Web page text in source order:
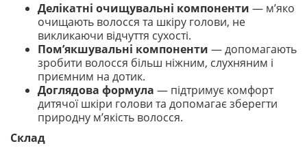
Делікатні очищувальні компоненти — м’яко
очищають волосся та шкіру голови, не
викликаючи відчуття сухості.
Пом’якшувальні компоненти — допомагають
зробити волосся більш ніжним, слухняним і
приємним на дотик.
Доглядова формула — підтримує комфорт
дитячої шкіри голови та допомагає зберегти
природну м’якість волосся.
Склад